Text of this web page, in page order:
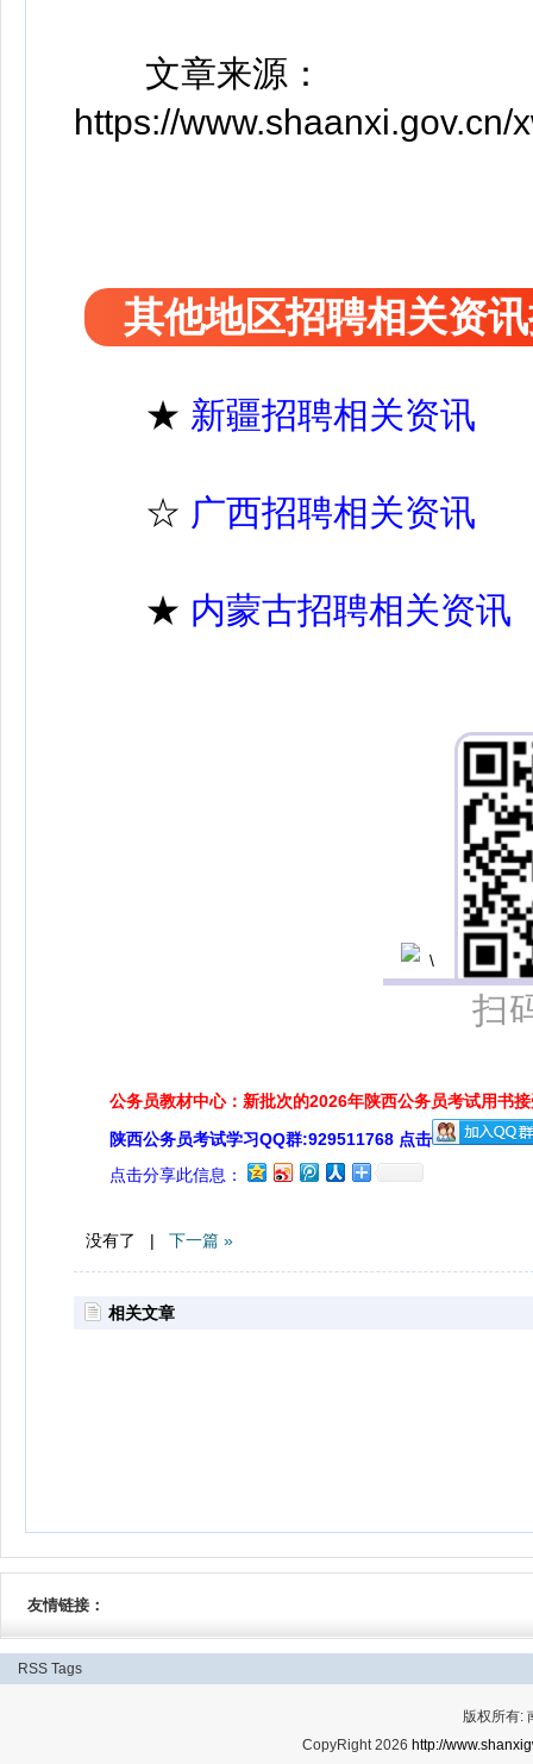
文章来源：
https://
其他地区招聘相关资
★ 新疆招聘相关资讯
☆ 广西招聘相关资讯
★ 内蒙古招聘相关资讯
扫
公务员教材中心：新批次的2026年陕西公务员考试用书
陕西公务员考试学习QQ群:929511768 点击
点击分享此信息：
没有了 | 下一篇 »
相关文章
友情链接：
RSS Tags
版权所有:
CopyRight 2026 http://